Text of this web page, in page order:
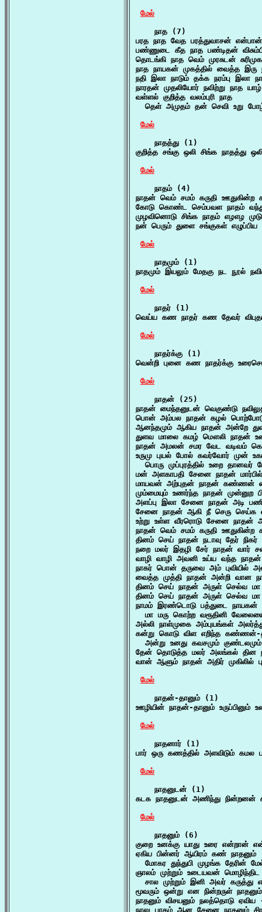
மேல்
    நாத (7)
பரத நாத வேத பரத்துவாசன்
பண்ணுடை கீத நாத பண்டிதன்
தொடங்கி நாத வெம் முரசுடன்
நாத நாயகன் முகத்தில் வைத்த
நதி இலா நாடும் தக்க நரம்பு இலா
நாரதன் முதலியோர் நவிற்று நாத
வள்ளல் குறித்த வலம்புரி நாத
தெள் அமுதம் தன் செவி உறு
மேல்
    நாதத்து (1)
குறித்த சங்கு ஒலி சிங்க நாதத்து
மேல்
    நாதம் (4)
நாதன் வெம் சமம் கருதி ஊதுகின்ற
கோடு கொண்ட செம்பவள நாதம்
முழவினொடு சிங்க நாதம் எழஎழ
நன் பெரும் துளை சங்குகள்
மேல்
    நாதமும் (1)
நாதமும் இயலும் மேதகு நட நூல்
மேல்
    நாதர் (1)
வெய்ய கண நாதர் கண தேவர்
மேல்
    நாதர்க்கு (1)
வென்றி புனை கண நாதர்க்கு
மேல்
    நாதன் (25)
நாதன் மைந்தனுடன் வெகுண்டு
பொன் அம்பல நாதன் கழல்
ஆனந்தமும் ஆகிய நாதன் அன்றே
துளவ மாலை கமழ் மௌலி நாதன் உறை
நாதன் அமலன் சமர வேட வடிவம்
உருமு புயல் போல் கவர்வோர் முன்
பொரு முப்புரத்தில் உறை தானவர்
மன் அளகாபதி சேனை நாதன்
மாயவன் அற்புதன் நாதன் கண்ணன்
மும்மையும் உணர்ந்த நாதன்
அளப்பு இலா சேனை நாதன் அடி
சேனை நாதன் ஆகி நீ செரு செய்க
உற்று உள்ள வீரரொடு சேனை
நாதன் வெம் சமம் கருதி ஊதுகின்ற
தினம் செய் நாதன் நடாவு தேர்
நறை மலர் இதழி சேர் நாதன் வார்
வாழி வாழி அவனி உய்ய வந்த
நாகர் பொன் தருவை அம் புவியில்
வைத்த முத்தி நாதன் அன்றி வான
தினம் செய் நாதன் அருள் செல்வ
தினம் செய் நாதன் அருள் செல்வ
நாமம் இரண்டொடு பத்துடை
மா மரு கொற்ற வரூதினி
அல்லி நாள்முகை அம்புயங்கள்
கன்று கொடு விள எறிந்த கண்ணன்-
அன்று உனது கவசமும்
தேன் தொடுத்த மலர் அலங்கல் தின
வான் ஆளும் நாதன் அதிர்
மேல்
    நாதன்-தானும் (1)
ஊழியின் நாதன்-தானும் உருப்பினும்
மேல்
    நாதனார் (1)
பார் ஒரு கணத்தில் அளவிடும் கமல
மேல்
    நாதனுடன் (1)
கடக நாதனுடன் அணிந்து நின்றனன்
மேல்
    நாதனும் (6)
குறை உனக்கு யாது உரை என்றான்
ஏகிய பின்னர் ஆயிரம் கண் நாதனும்
மோகர துந்துபி முழங்க தேரின்
ஞாலம் முற்றும் உடையவன்
சால முற்றும் இனி அவர்
மூவரும் ஒன்று என நின்றருள்
நாதனும் விசயனும் நலத்தொடு ஏவிய
நாலு பாகம் ஆன சேனை நாதனும்